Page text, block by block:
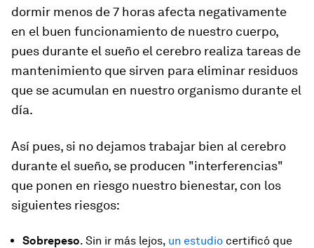
dormir menos de 7 horas afecta negativamente
en el buen funcionamiento de nuestro cuerpo,
pues durante el sueño el cerebro realiza tareas de
mantenimiento que sirven para eliminar residuos
que se acumulan en nuestro organismo durante el
día.
Así pues, si no dejamos trabajar bien al cerebro
durante el sueño, se producen "interferencias"
que ponen en riesgo nuestro bienestar, con los
siguientes riesgos:
Sobrepeso. Sin ir más lejos, un estudio certificó que